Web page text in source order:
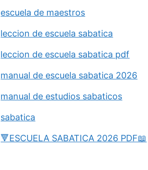
escuela de maestros
leccion de escuela sabatica
leccion de escuela sabatica pdf
manual de escuela sabatica 2026
manual de estudios sabaticos
sabatica
🔻ESCUELA SABATICA 2026 PDF📖